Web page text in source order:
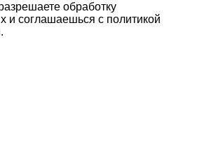
обработку
и соглашаешься с политикой